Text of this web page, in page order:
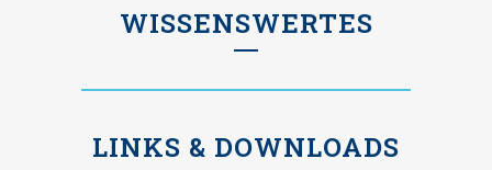
WISSENSWERTES
LINKS & DOWNLOADS